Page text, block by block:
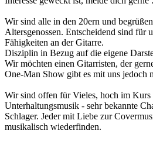
Wir sind alle in den 20ern und
Altersgenossen. Entscheidend sind für
Fähigkeiten an der Gitarre.
Disziplin in Bezug auf die eigene
Wir möchten einen Gitarristen, der
One-Man Show gibt es mit uns jedoch
Wir sind offen für Vieles, hoch im Kurs
Unterhaltungsmusik - sehr bekannte
Schlager. Jeder mit Liebe zur
musikalisch wiederfinden.